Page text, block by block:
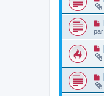
par